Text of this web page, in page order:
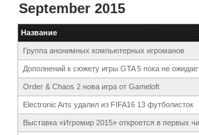
September 2015
Название
Группа анонимных компьютерных игроманов
Дополнений к сюжету игры GTA 5 пока не
Order & Chaos 2 нова игра от Gameloft
Electronic Arts удалил из FIFA16 13 футболисток
Выставка «Игромир 2015» откроется в первых